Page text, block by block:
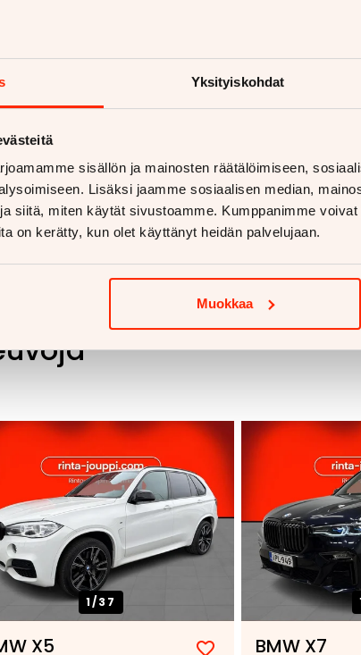
Yksityiskohdat
sisällön ja mainosten räätälöimiseen,
Lisäksi jaamme sosiaalisen median,
siitä, miten käytät sivustoamme. Kumppanimme
on kerätty, kun olet käyttänyt heidän palvelujaan.
Muokkaa
050 470 1853. Minut tavoittaa
WhatsAppillahttps://wa.me/358504701853
1/37
X5 BMW X7